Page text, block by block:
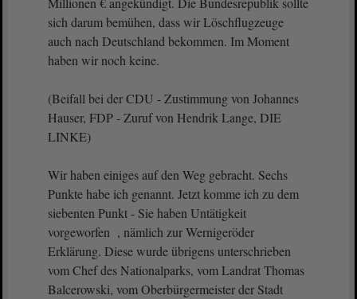
sich darum bemühen, dass wir Löschflugzeuge
auch nach Deutschland bekommen. Im Moment
haben wir noch keine.
(Beifall bei der CDU - Zustimmung von Johannes
Hauser, FDP - Zuruf von Hendrik Lange, DIE
LINKE)
Wir haben einiges auf den Weg gebracht. Sechs
Punkte habe ich genannt. Jetzt komme ich zu dem
siebenten Punkt - Sie haben Untätigkeit
vorgeworfen , nämlich zur Wernigeröder
Erklärung. Diese wurde übrigens unterschrieben
vom Chef des Nationalparks, vom Landrat Thomas
Balcerowski, vom Oberbürgermeister der Stadt